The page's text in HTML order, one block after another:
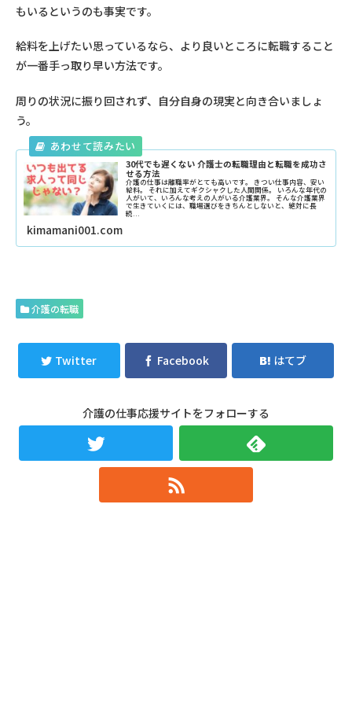
もいるというのも事実です。
給料を上げたい思っているなら、より良いところに転職すること
が一番手っ取り早い方法です。
周りの状況に振り回されず、自分自身の現実と向き合いましょ
う。
30代でも遅くない 介護士の転職理由と転職を成功さ
せる方法
介護の仕事は離職率がとても高いです。 きつい仕事内容、安い
給料。 それに加えてギクシャクした人間関係。 いろんな年代の
人がいて、いろんな考えの人がいる介護業界。 そんな介護業界
で生きていくには、職場選びをきちんとしないと、絶対に長
続...
kimamani001.com
介護の転職
Twitter Facebook はてブ
介護の仕事応援サイトをフォローする